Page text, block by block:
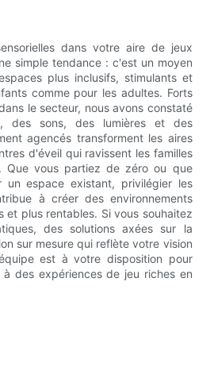
dans votre aire de jeux
simple tendance : c'est un moyen
plus inclusifs, stimulants et
comme pour les adultes. Forts
le secteur, nous avons constaté
des sons, des lumières et des
agencés transforment les aires
d'éveil qui ravissent les familles
Que vous partiez de zéro ou que
un espace existant, privilégier les
à créer des environnements
et plus rentables. Si vous souhaitez
des solutions axées sur la
sur mesure qui reflète votre vision
est à votre disposition pour
des expériences de jeu riches en